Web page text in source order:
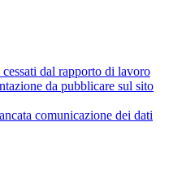
dal rapporto di lavoro
da pubblicare sul sito
comunicazione dei dati